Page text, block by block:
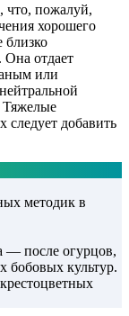
что, пожалуй,
хорошего
близко
Она отдает
или
Тяжелые
добавить
методик в
— после огурцов,
бобовых культур.